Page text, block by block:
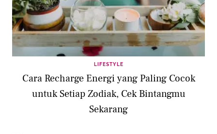
LIFESTYLE
Cara Recharge Energi yang Paling Cocok
untuk Setiap Zodiak, Cek Bintangmu
Sekarang